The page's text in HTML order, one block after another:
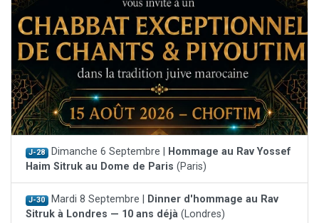
J-28 Dimanche 6 Septembre | Hommage au Rav Yossef
Haim Sitruk au Dome de Paris (Paris)
J-30 Mardi 8 Septembre | Dinner d'hommage au Rav
Sitruk à Londres — 10 ans déjà (Londres)